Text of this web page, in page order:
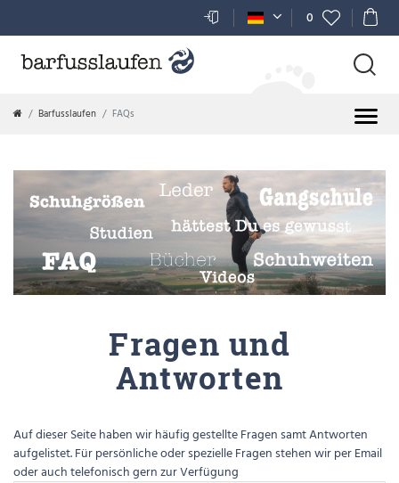
0
Barfusslaufen FAQs
Fragen und
Antworten
Auf dieser Seite haben wir häufig gestellte Fragen samt Antworten
aufgelistet. Für persönliche oder spezielle Fragen stehen wir per Email
oder auch telefonisch gern zur Verfügung